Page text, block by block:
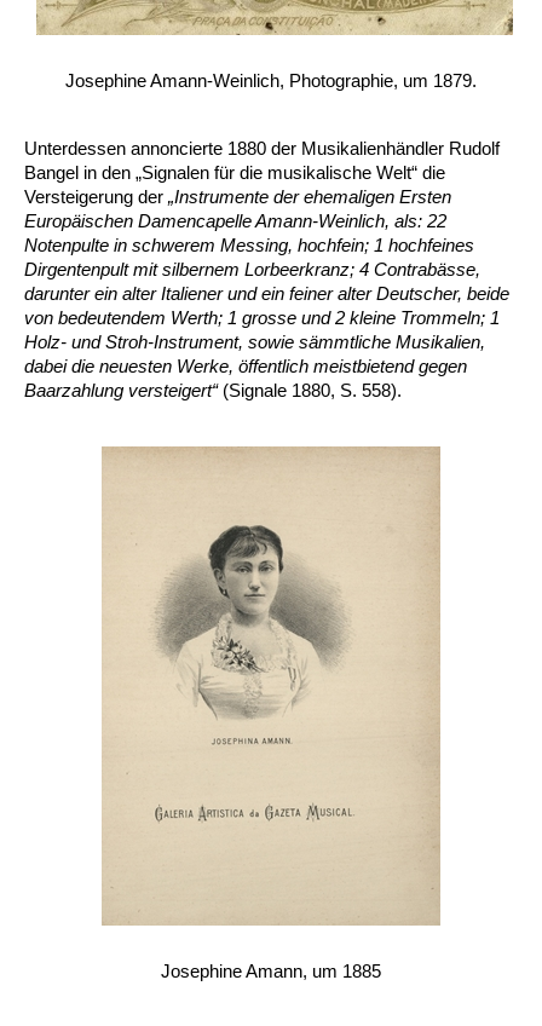
Josephine Amann-Weinlich, Photographie, um 1879.
Unterdessen annoncierte 1880 der Musikalienhändler Rudolf
Bangel in den „Signalen für die musikalische Welt“ die
Versteigerung der „Instrumente der ehemaligen Ersten
Europäischen Damencapelle Amann-Weinlich, als: 22
Notenpulte in schwerem Messing, hochfein; 1 hochfeines
Dirgentenpult mit silbernem Lorbeerkranz; 4 Contrabässe,
darunter ein alter Italiener und ein feiner alter Deutscher, beide
von bedeutendem Werth; 1 grosse und 2 kleine Trommeln; 1
Holz- und Stroh-Instrument, sowie sämmtliche Musikalien,
dabei die neuesten Werke, öffentlich meistbietend gegen
Baarzahlung versteigert“(Signale 1880, S. 558).
Josephine Amann, um 1885